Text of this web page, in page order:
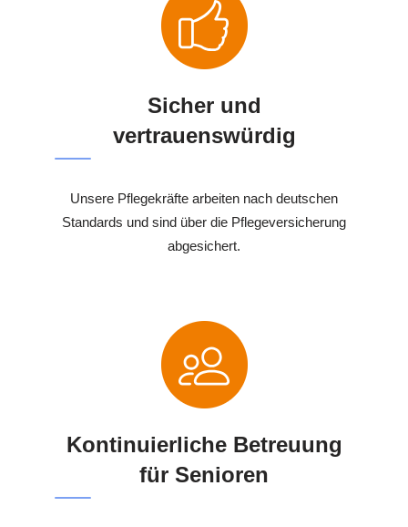
Sicher und
vertrauenswürdig
Unsere Pflegekräfte arbeiten nach deutschen
Standards und sind über die Pflegeversicherung
abgesichert.
Kontinuierliche Betreuung
für Senioren